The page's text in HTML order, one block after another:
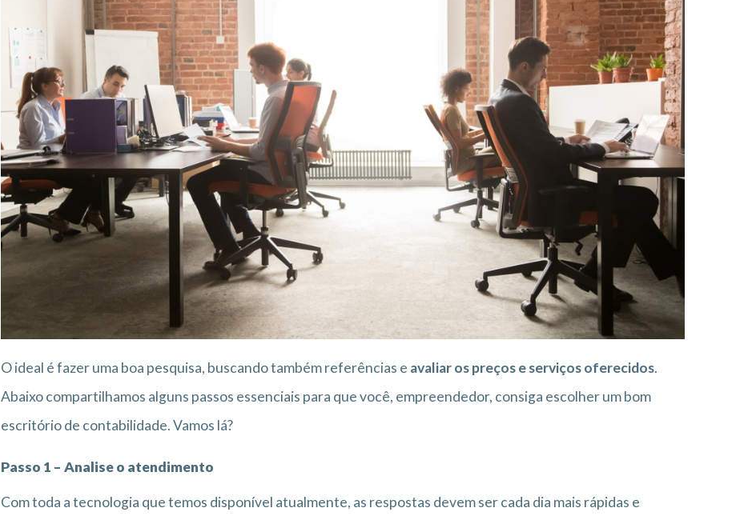
O ideal é fazer uma boa pesquisa, buscando também referências e avaliar os preços e serviços oferecidos.
Abaixo compartilhamos alguns passos essenciais para que você, empreendedor, consiga escolher um bom
escritório de contabilidade. Vamos lá?
Passo 1 – Analise o atendimento
Com toda a tecnologia que temos disponível atualmente, as respostas devem ser cada dia mais rápidas e